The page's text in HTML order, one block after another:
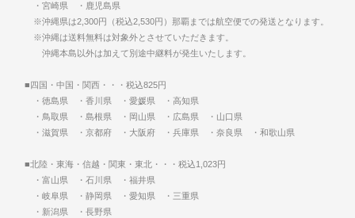
・宮崎県 ・鹿児島県
※沖縄県は2,300円（税込2,530円）那覇までは航空便での発送となります。
※沖縄は送料無料は対象外とさせていただきます。
沖縄本島以外は加えて別途中継料が発生いたします。
■四国・中国・関西・・・税込825円
・徳島県 ・香川県 ・愛媛県 ・高知県
・鳥取県 ・島根県 ・岡山県 ・広島県 ・山口県
・滋賀県 ・京都府 ・大阪府 ・兵庫県 ・奈良県 ・和歌山県
■北陸・東海・信越・関東・東北・・・税込1,023円
・富山県 ・石川県 ・福井県
・岐阜県 ・静岡県 ・愛知県 ・三重県
・新潟県 ・長野県